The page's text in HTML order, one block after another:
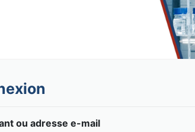
ou adresse e-mail